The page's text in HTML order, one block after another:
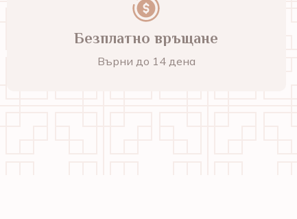
Безплатно връщане
Върни до 14 дена